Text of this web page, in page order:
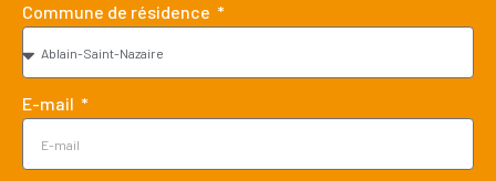
Commune de résidence
E-mail